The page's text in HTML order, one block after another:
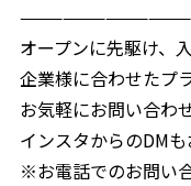
オープンに先駆け、
企業様に合わせたプ
お気軽にお問い合わ
インスタからのDM
※お電話でのお問い